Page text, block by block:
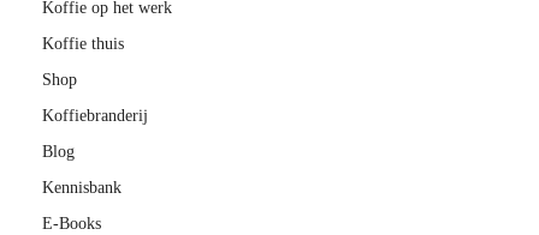
Koffie op het werk
Koffie thuis
Shop
Koffiebranderij
Blog
Kennisbank
E-Books